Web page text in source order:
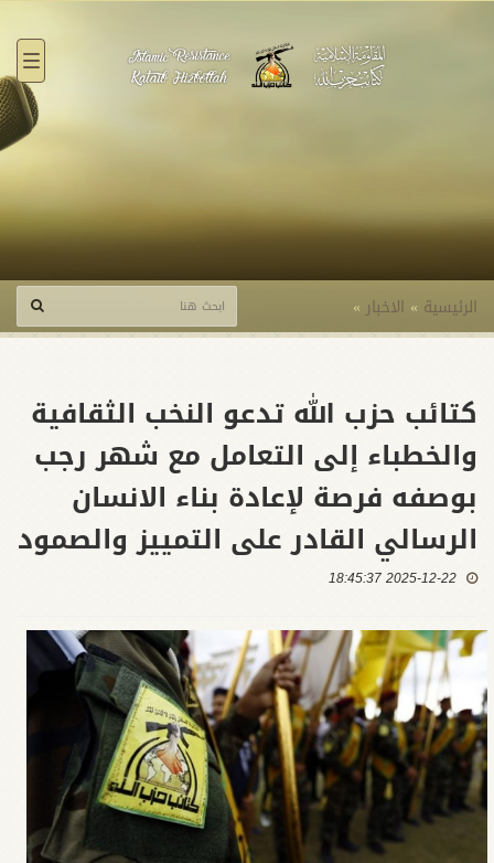
الرئيسية » الاخبار »
كتائب حزب الله تدعو النخب الثقافية
والخطباء إلى التعامل مع شهر رجب
بوصفه فرصة لإعادة بناء الانسان
الرسالي القادر على التمييز والصمود
2025-12-22 18:45:37